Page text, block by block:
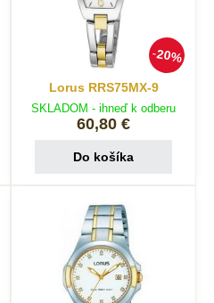
20%
Lorus RRS75MX-9
SKLADOM - ihneď k odberu
60,80 €
Do košíka